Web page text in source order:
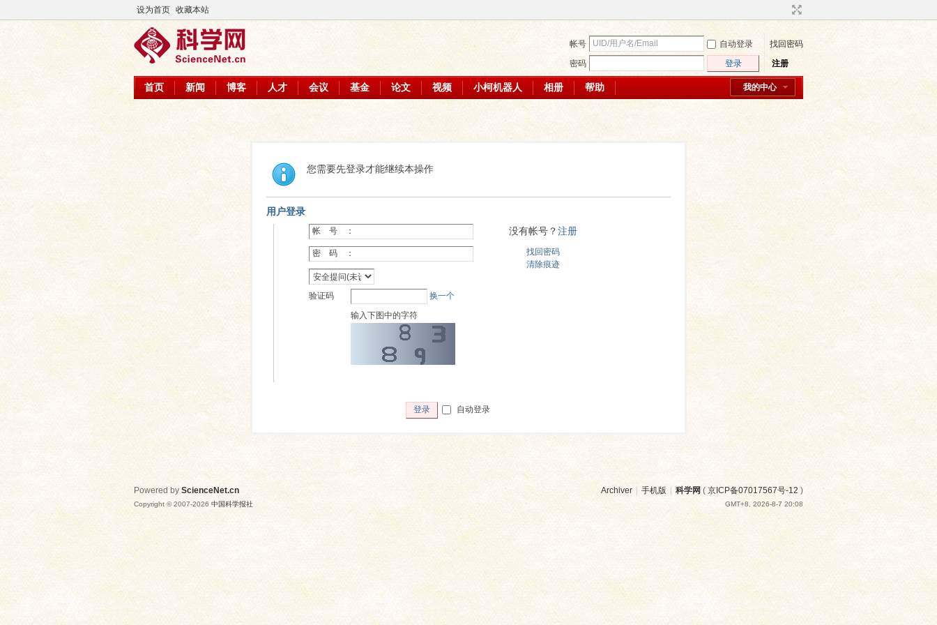
设为首页 收藏本站
帐号 自动登录
找回密码
密码
登录 注册
我的中心
首页 新闻 博客 人才 会议 基金 论文 视频 小柯机器人 相册 帮助
您需要先登录才能继续本操作
用户登录
帐 号 ：
密 码 ：
验证码
换一个
输入下图中的字符
没有帐号？注册
找回密码
清除痕迹
登录 自动登录
Archiver | 手机版 | 科学网 ( 京ICP备07017567号-12 )
GMT+8, 2026-8-7 20:08
Powered by ScienceNet.cn
Copyright © 2007-2026 中国科学报社